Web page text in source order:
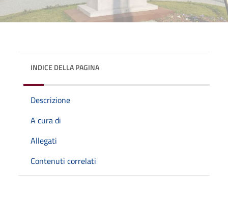
INDICE DELLA PAGINA
Descrizione
A cura di
Allegati
Contenuti correlati